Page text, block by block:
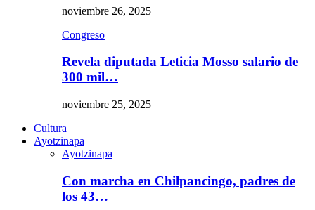
noviembre 26, 2025
Congreso
Revela diputada Leticia Mosso salario de
300 mil…
noviembre 25, 2025
Cultura
Ayotzinapa
Ayotzinapa
Con marcha en Chilpancingo, padres de
los 43…